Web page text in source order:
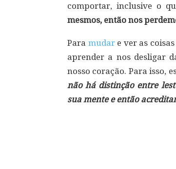
comportar, inclusive o
mesmos, então nos
Para mudare ver as
aprender a nos desligar
nosso coração. Para isso,
não há distinção entre
sua mente e então